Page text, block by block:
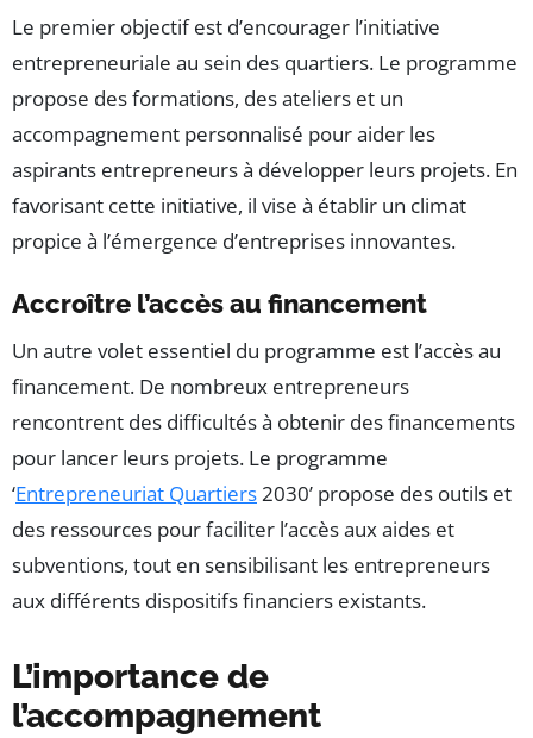
Le premier objectif est d’encourager l’initiative
entrepreneuriale au sein des quartiers. Le programme
propose des formations, des ateliers et un
accompagnement personnalisé pour aider les
aspirants entrepreneurs à développer leurs projets. En
favorisant cette initiative, il vise à établir un climat
propice à l’émergence d’entreprises innovantes.
Accroître l’accès au financement
Un autre volet essentiel du programme est l’accès au
financement. De nombreux entrepreneurs
rencontrent des difficultés à obtenir des financements
pour lancer leurs projets. Le programme
‘Entrepreneuriat Quartiers2030’ propose des outils et
des ressources pour faciliter l’accès aux aides et
subventions, tout en sensibilisant les entrepreneurs
aux différents dispositifs financiers existants.
L’importance de
l’accompagnement